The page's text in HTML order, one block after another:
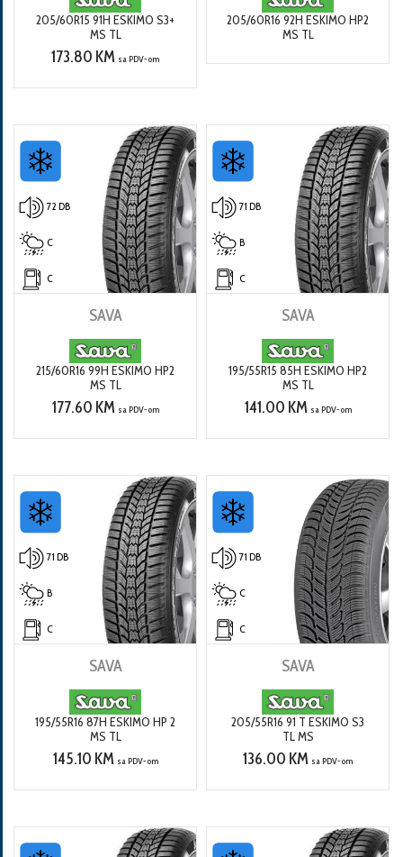
205/60R15 91H ESKIMO S3+
MS TL
173.80 KM sa PDV-om
205/60R16 92H ESKIMO HP2
MS TL
72 DB
C
C
SAVA
215/60R16 99H ESKIMO HP2
MS TL
177.60 KM sa PDV-om
71 DB
B
C
SAVA
195/55R15 85H ESKIMO HP2
MS TL
141.00 KM sa PDV-om
71 DB
B
C
SAVA
195/55R16 87H ESKIMO HP 2
MS TL
145.10 KM sa PDV-om
71 DB
C
C
SAVA
205/55R16 91 T ESKIMO S3
TL MS
136.00 KM sa PDV-om